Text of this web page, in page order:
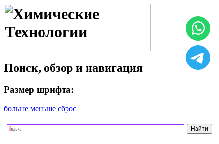
Поиск, обзор и навигация
Размер шрифта:
больше меньше сброс